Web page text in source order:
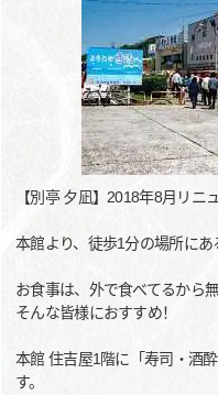
【別亭 夕凪】2018年8月リニ
本館より、徒歩1分の場所にあ
お食事は、外で食べてるから
そんな皆様におすすめ！
本館 住吉屋1階に「寿司・酒
す。